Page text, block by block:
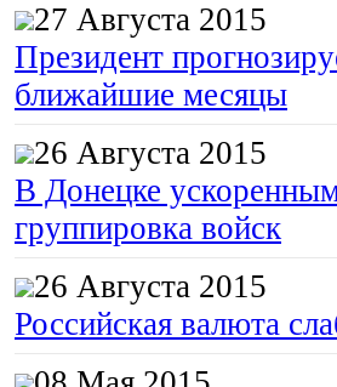
27 Августа 2015
Президент
ближайшие месяцы
26 Августа 2015
В Донецке
группировка войск
26 Августа 2015
Российская валюта